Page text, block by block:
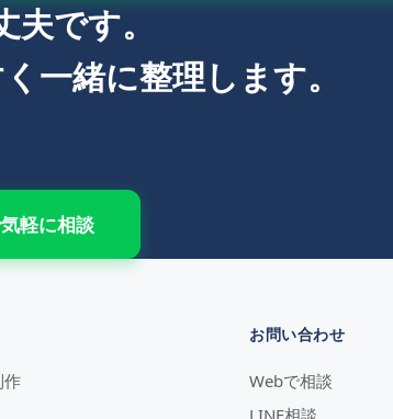
です。
一緒に整理します。
軽に相談
作
お問い合わせ
Webで相談